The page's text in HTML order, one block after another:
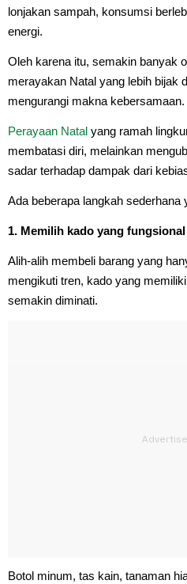
lonjakan sampah, konsumsi
energi.
Oleh karena itu, semakin banyak
merayakan Natal yang lebih bijak
mengurangi makna kebersamaan.
Perayaan Natal yang ramah
membatasi diri, melainkan
sadar terhadap dampak dari
Ada beberapa langkah sederhana
1. Memilih kado yang
Alih-alih membeli barang yang
mengikuti tren, kado yang
semakin diminati.
Botol minum, tas kain, tanaman